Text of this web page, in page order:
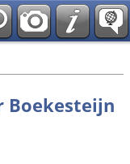
Boekesteijn